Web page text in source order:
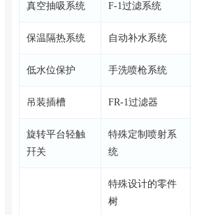
真空抽吸系统 F-1过滤系统
保温隔热系统 自动补水系统
低水位保护 手洗喷枪系统
吊装插槽 FR-1过滤器
旋转平台轻触
幵关
特殊定制喷射系
统
特殊设计的零件
树